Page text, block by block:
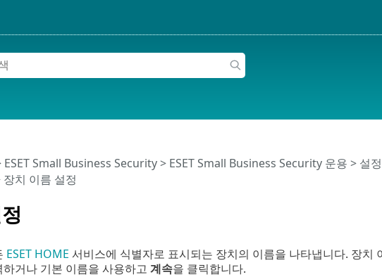
ESET Small Business Security> ESET Small Business Security 운용 > 설정
치 이름 설정
ESET HOME 서비스에 식별자로 표시되는 장치의 이름을 나타냅니다. 장치
거나 기본 이름을 사용하고 계속을 클릭합니다.